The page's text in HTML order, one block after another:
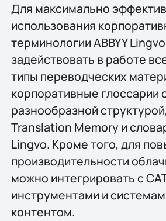
Для максимально
использования
терминологии ABBYY
задействовать в работе
типы переводческих
корпоративные глоссарии
разнообразной
Translation Memory и
Lingvo. Кроме того, для
производительности
можно интегрировать с
инструментами и
контентом.